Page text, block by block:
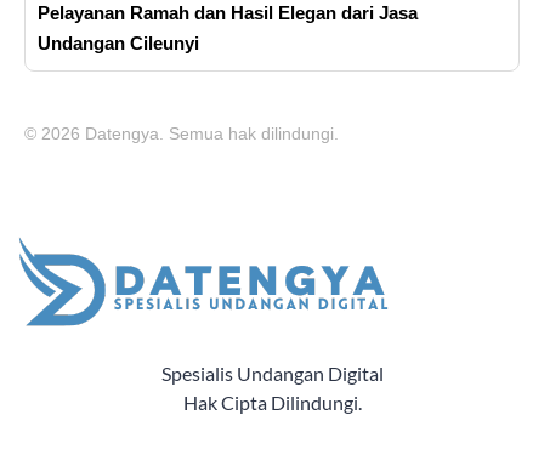
Pelayanan Ramah dan Hasil Elegan dari Jasa
Undangan Cileunyi
© 2026 Datengya. Semua hak dilindungi.
Spesialis Undangan Digital
Hak Cipta Dilindungi.